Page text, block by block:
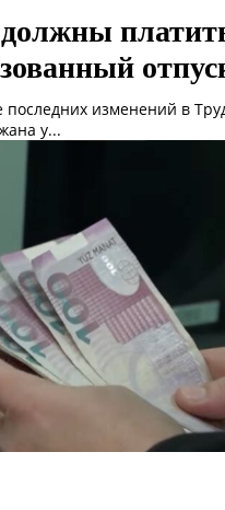
последних изменений в
у...